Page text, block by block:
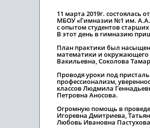
11 марта 2019г. состоялась
МБОУ «Гимназии №1 им. А.А.
с опытом студентов старших
В этот день в гимназию
План практики был
математики и
Вакильевна, Соколова
Проводя уроки под
профессионализм,
классов Людмила
Петровна Аносова.
Огромную помощь в
Игоревна Дмитриева,
Любовь Ивановна